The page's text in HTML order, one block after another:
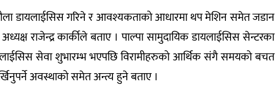
डायलाईसिस गरिने र आवश्यकताको आधारमा थप मेशिन समेत जडान
राजेन्द्र कार्कीले बताए । पाल्पा सामुदायिक डायलाईसिस सेन्टरका
सेवा शुभारम्भ भएपछि विरामीहरुको आर्थिक संगै समयको बचत
अवस्थाको समेत अन्त्य हुने बताए ।